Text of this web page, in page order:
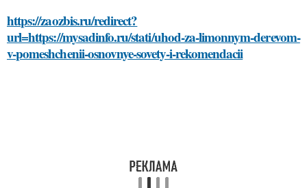
https://zaozbis.ru/redirect?
url=https://mysadinfo.ru/stati/uhod-za-limonnym-derevom-
v-pomeshchenii-osnovnye-sovety-i-rekomendacii